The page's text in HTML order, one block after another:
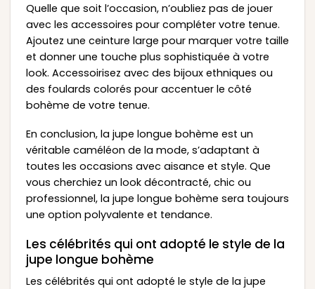
Quelle que soit l’occasion, n’oubliez pas de jouer
avec les accessoires pour compléter votre tenue.
Ajoutez une ceinture large pour marquer votre taille
et donner une touche plus sophistiquée à votre
look. Accessoirisez avec des bijoux ethniques ou
des foulards colorés pour accentuer le côté
bohème de votre tenue.
En conclusion, la jupe longue bohème est un
véritable caméléon de la mode, s’adaptant à
toutes les occasions avec aisance et style. Que
vous cherchiez un look décontracté, chic ou
professionnel, la jupe longue bohème sera toujours
une option polyvalente et tendance.
Les célébrités qui ont adopté le style de la
jupe longue bohème
Les célébrités qui ont adopté le style de la jupe